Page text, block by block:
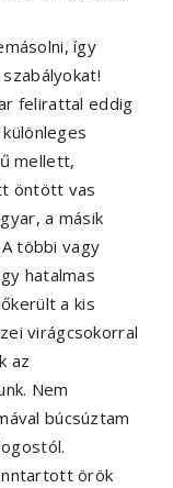
így
felirattal eddig
mellett,
öntött vas
a másik
többi vagy
hatalmas
a kis
virágcsokorral
az
Nem
búcsúztam
örök